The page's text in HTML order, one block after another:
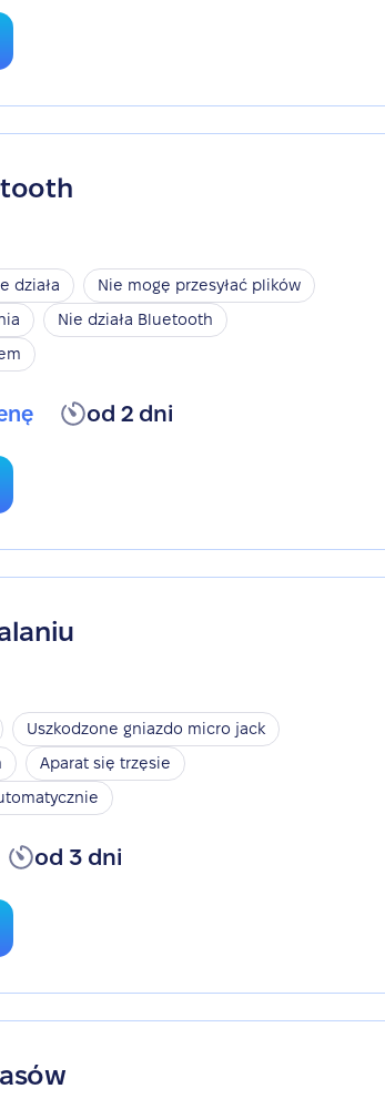
działa
Nie mogę przesyłać plików
Nie działa Bluetooth
od 2 dni
Uszkodzone gniazdo micro jack
Aparat się trzęsie
od 3 dni